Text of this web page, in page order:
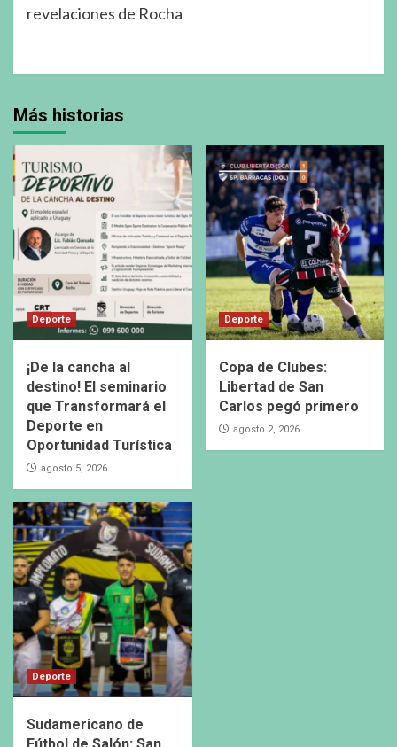
revelaciones de Rocha
Más historias
Deporte
¡De la cancha al
destino! El seminario
que Transformará el
Deporte en
Oportunidad Turística
agosto 5, 2026
Deporte
Copa de Clubes:
Libertad de San
Carlos pegó primero
agosto 2, 2026
Deporte
Sudamericano de